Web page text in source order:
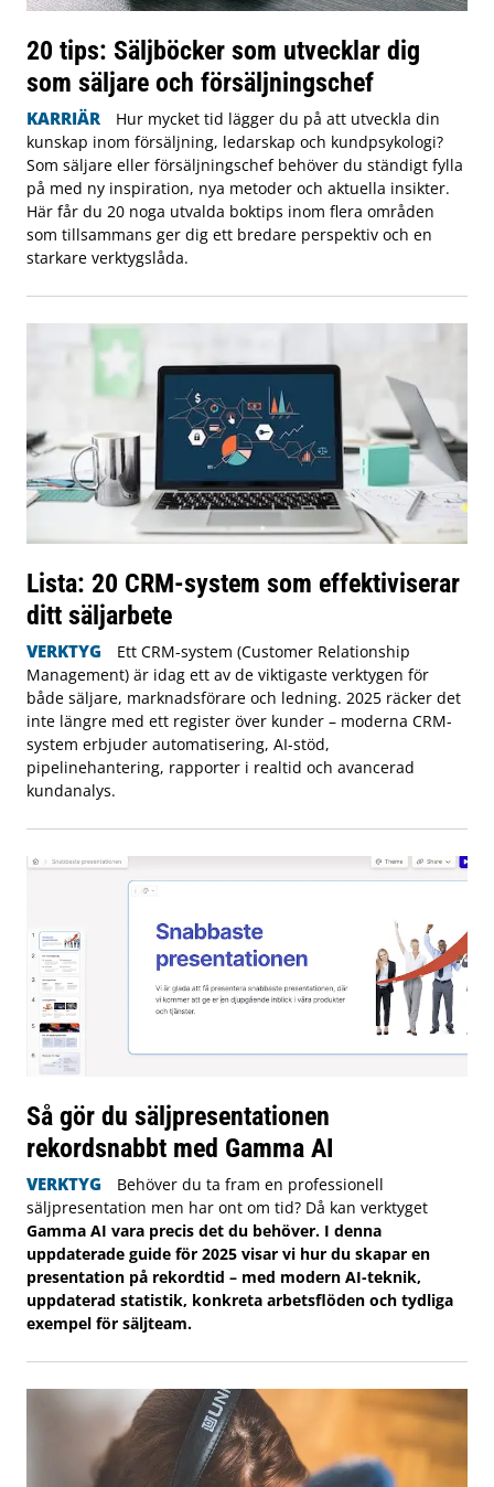
20 tips: Säljböcker som utvecklar dig
som säljare och försäljningschef
KARRIÄR
Hur mycket tid lägger du på att utveckla din
kunskap inom försäljning, ledarskap och kundpsykologi?
Som säljare eller försäljningschef behöver du ständigt fylla
på med ny inspiration, nya metoder och aktuella insikter.
Här får du 20 noga utvalda boktips inom flera områden
som tillsammans ger dig ett bredare perspektiv och en
starkare verktygslåda.
Lista: 20 CRM-system som effektiviserar
ditt säljarbete
VERKTYG
Ett CRM-system (Customer Relationship
Management) är idag ett av de viktigaste verktygen för
både säljare, marknadsförare och ledning. 2025 räcker det
inte längre med ett register över kunder – moderna CRM-
system erbjuder automatisering, AI-stöd,
pipelinehantering, rapporter i realtid och avancerad
kundanalys.
Så gör du säljpresentationen
rekordsnabbt med Gamma AI
VERKTYG
Behöver du ta fram en professionell
säljpresentation men har ont om tid? Då kan verktyget
Gamma AI vara precis det du behöver. I denna
uppdaterade guide för 2025 visar vi hur du skapar en
presentation på rekordtid – med modern AI-teknik,
uppdaterad statistik, konkreta arbetsflöden och tydliga
exempel för säljteam.